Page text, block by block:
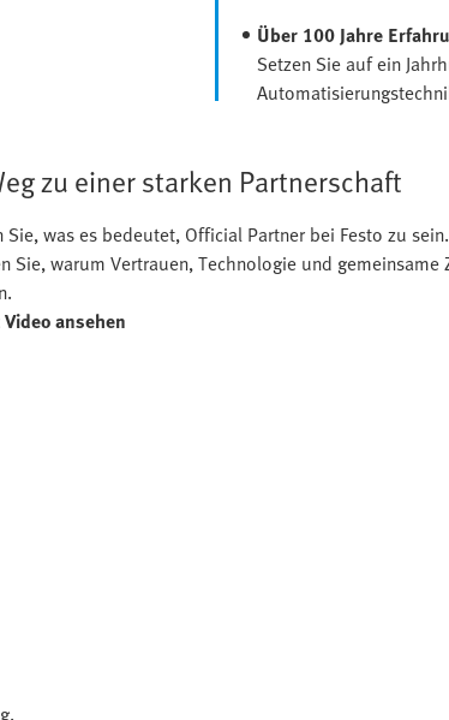
Über 100 Jahre
Setzen Sie auf ein
zu einer starken Partnerschaft
Sie, was es bedeutet, Official Partner bei Festo zu sein.
Sie, warum Vertrauen, Technologie und gemeinsame
ansehen